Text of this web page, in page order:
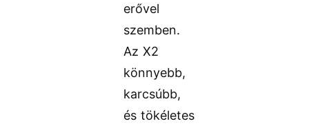
erővel
szemben.
Az X2
könnyebb,
karcsúbb,
és tökéletes